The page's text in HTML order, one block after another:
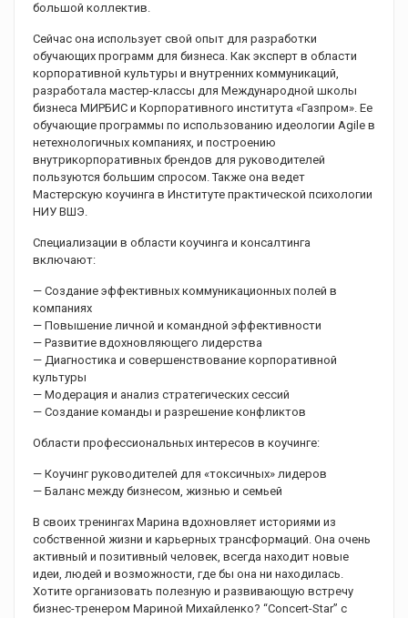
большой коллектив.
Сейчас она использует свой опыт для разработки
обучающих программ для бизнеса. Как эксперт в области
корпоративной культуры и внутренних коммуникаций,
разработала мастер-классы для Международной школы
бизнеса МИРБИС и Корпоративного института «Газпром». Ее
обучающие программы по использованию идеологии Agile в
нетехнологичных компаниях, и построению
внутрикорпоративных брендов для руководителей
пользуются большим спросом. Также она ведет
Мастерскую коучинга в Институте практической психологии
НИУ ВШЭ.
Специализации в области коучинга и консалтинга
включают:
— Создание эффективных коммуникационных полей в
компаниях
— Повышение личной и командной эффективности
— Развитие вдохновляющего лидерства
— Диагностика и совершенствование корпоративной
культуры
— Модерация и анализ стратегических сессий
— Создание команды и разрешение конфликтов
Области профессиональных интересов в коучинге:
— Коучинг руководителей для «токсичных» лидеров
— Баланс между бизнесом, жизнью и семьей
В своих тренингах Марина вдохновляет историями из
собственной жизни и карьерных трансформаций. Она очень
активный и позитивный человек, всегда находит новые
идеи, людей и возможности, где бы она ни находилась.
Хотите организовать полезную и развивающую встречу
бизнес-тренером Мариной Михайленко? “Concert-Star” с